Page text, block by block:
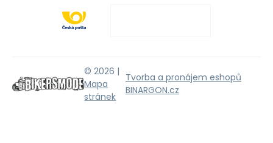
© 2026 |
Mapa
stránek
Tvorba a pronájem eshopů
BINARGON.cz